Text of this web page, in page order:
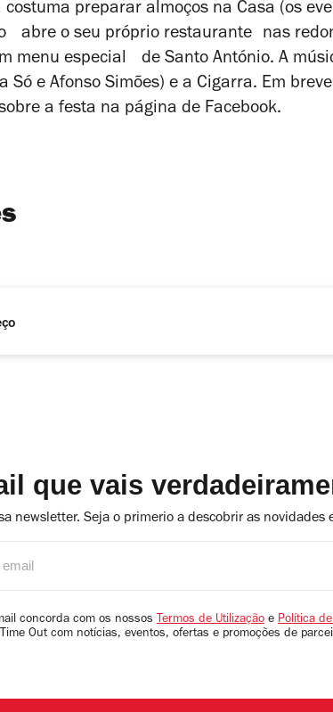
costuma preparar almoços na Casa (os
abre o seu próprio restaurante nas
menu especial de Santo António. A
Só e Afonso Simões) e a Cigarra. Em
a festa na página de Facebook.
que vais
newsletter. Seja o primerio a descobrir as novidades
concorda com os nossos Termos de Utilização e Política
Out com notícias, eventos, ofertas e promoções de